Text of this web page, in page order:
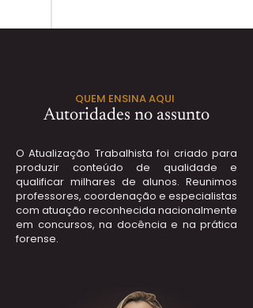
QUEM ENSINA AQUI
Autoridades no assunto
O Atualização Trabalhista foi criado para
produzir conteúdo de qualidade e
qualificar milhares de alunos. Reunimos
professores, coordenação e especialistas
com atuação reconhecida nacionalmente
em concursos, na docência e na prática
forense.